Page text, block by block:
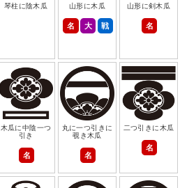
琴柱に陰木瓜 山形に木瓜
名 大 戦
山形に剣木瓜
名
木瓜に中陰一つ
引き
名
丸に一つ引きに
覗き木瓜
名
二つ引きに木瓜
名